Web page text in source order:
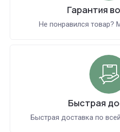
Гарантия
Не понравился товар?
Быстрая
Быстрая доставка по